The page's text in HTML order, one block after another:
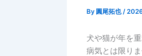
By 圓尾拓也/
犬や猫が年を
病気とは限り